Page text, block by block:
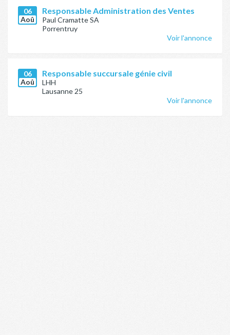
06
Aoû
Responsable Administration des Ventes
Paul Cramatte SA
Porrentruy
Voir l'annonce
06
Aoû
Responsable succursale génie civil
LHH
Lausanne 25
Voir l'annonce